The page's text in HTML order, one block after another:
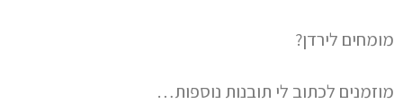
מומחים לירדן?
מוזמנים לכתוב לי תובנות נוספות…